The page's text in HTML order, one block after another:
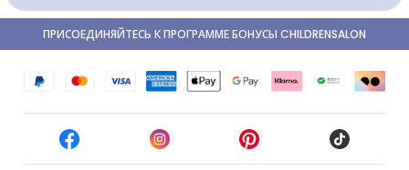
ПРИСОЕДИНЯЙТЕСЬ К ПРОГРАММЕ БОНУСЫ CHILDRENSALON